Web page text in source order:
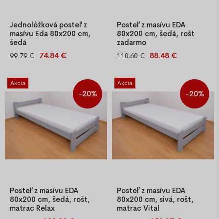
Jednolôžková posteľ z
masívu Eda 80x200 cm,
šedá
Jednolôžková posteľ Eda
borovice lakovaná našedo s
hrúbkou 25–27 mm. Stabilná
konštrukcia, nadčasový dizajn
a kvalitné spracovanie.
Ideálna voľba pre domácn
99.79 € 74.84 €
Posteľ z masívu EDA
80x200 cm, šedá, rošt
zadarmo
Kvalitná jednolôžková posteľ
25–27 mm, lakovaná našedo,
s latkovým roštom.
Jednoduchá montáž, stabilná
konštrukcia.
110.60 € 88.48 €
Akcia
-20%
Posteľ z masívu EDA
80x200 cm, šedá, rošt,
matrac Relax
Akcia
-20%
Posteľ z masívu EDA
80x200 cm, sivá, rošt,
matrac Vital